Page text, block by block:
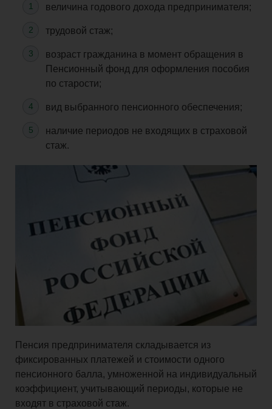
величина годового дохода предпринимателя;
трудовой стаж;
возраст гражданина в момент обращения в
Пенсионный фонд для оформления пособия
по старости;
вид выбранного пенсионного обеспечения;
наличие периодов не входящих в страховой
стаж.
Пенсия предпринимателя складывается из
фиксированных платежей и стоимости одного
пенсионного балла, умноженной на индивидуальный
коэффициент, учитывающий периоды, которые не
входят в страховой стаж.